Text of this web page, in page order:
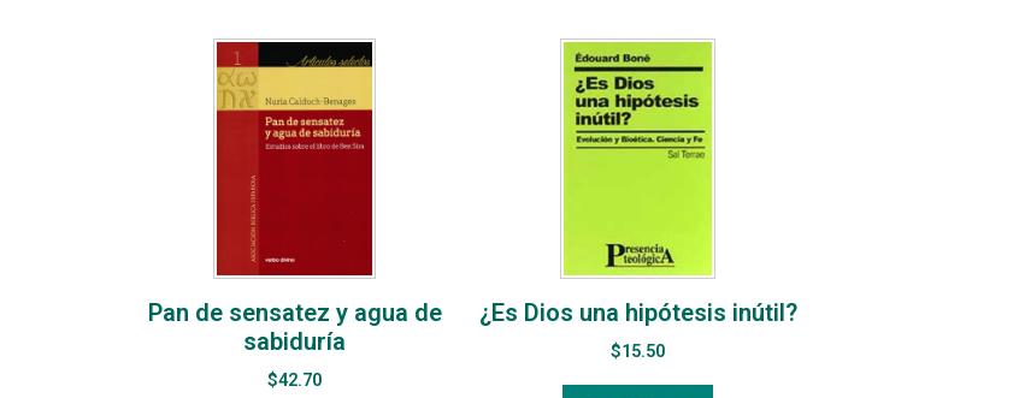
Pan de sensatez y agua de
sabiduría
$42.70
¿Es Dios una hipótesis inútil?
$15.50